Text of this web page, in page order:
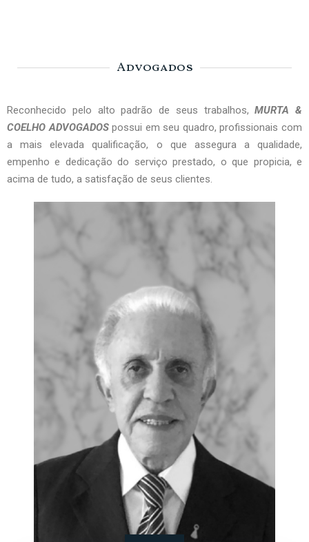
Advogados
Reconhecido pelo alto padrão de seus trabalhos,MURTA &
COELHO ADVOGADOSpossui em seu quadro, profissionais com
a mais elevada qualificação, o que assegura a qualidade,
empenho e dedicação do serviço prestado, o que propicia, e
acima de tudo, a satisfação de seus clientes.